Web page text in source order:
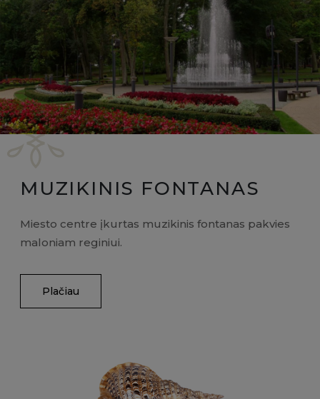
MUZIKINIS FONTANAS
Miesto centre įkurtas muzikinis fontanas pakvies
maloniam reginiui.
Plačiau